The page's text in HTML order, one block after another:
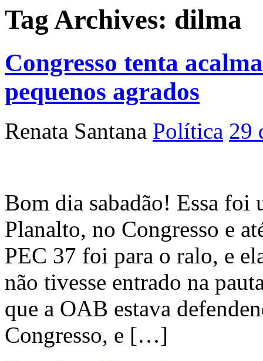
Tag Archives: dilma
Congresso tenta
pequenos agrados
Renata Santana Política 29
Bom dia sabadão! Essa foi
Planalto, no Congresso e
PEC 37 foi para o ralo, e
não tivesse entrado na
que a OAB estava
Congresso, e […]